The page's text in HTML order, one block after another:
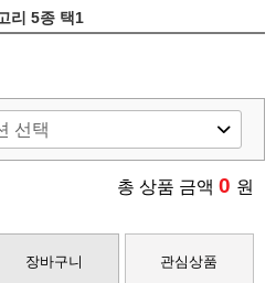
리 5종 택1
총 상품 금액 0 원
장바구니 관심상품